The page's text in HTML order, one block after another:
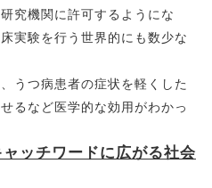
究機関に許可するようにな
実験を行う世界的にも数少な
うつ病患者の症状を軽くした
るなど医学的な効用がわかっ
ャッチワードに広がる社会